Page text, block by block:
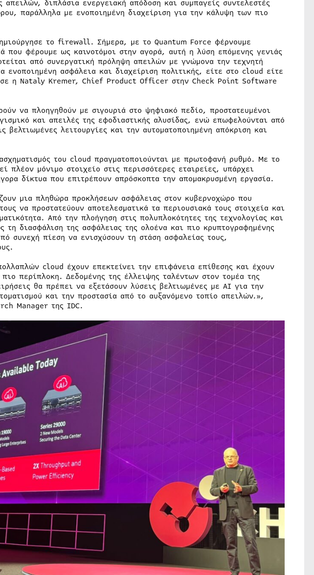
απειλών, διπλάσια ενεργειακή απόδοση και συμπαγείς συντελεστές
παράλληλα με ενοποιημένη διαχείριση για την κάλυψη των πιο
το firewall. Σήμερα, με το Quantum Force φέρνουμε
που φέρουμε ως καινοτόμοι στην αγορά, αυτή η λύση επόμενης γενιάς
από συνεργατική πρόληψη απειλών με γνώμονα την τεχνητή
ενοποιημένη ασφάλεια και διαχείριση πολιτικής, είτε στο cloud είτε
η Nataly Kremer, Chief Product Officer στην Check Point Software
να πλοηγηθούν με σιγουριά στο ψηφιακό πεδίο, προστατευμένοι
και απειλές της εφοδιαστικής αλυσίδας, ενώ επωφελούνται από
βελτιωμένες λειτουργίες και την αυτοματοποιημένη απόκριση και
του cloud πραγματοποιούνται με πρωτοφανή ρυθμό. Με το
πλέον μόνιμο στοιχείο στις περισσότερες εταιρείες, υπάρχει
δίκτυα που επιτρέπουν απρόσκοπτα την απομακρυσμένη εργασία.
μια πληθώρα προκλήσεων ασφάλειας στον κυβερνοχώρο που
να προστατεύουν αποτελεσματικά τα περιουσιακά τους στοιχεία και
Από την πλοήγηση στις πολυπλοκότητες της τεχνολογίας και
διασφάλιση της ασφάλειας της ολοένα και πιο κρυπτογραφημένης
συνεχή πίεση να ενισχύσουν τη στάση ασφαλείας τους,
cloud έχουν επεκτείνει την επιφάνεια επίθεσης και έχουν
περίπλοκη. Δεδομένης της έλλειψης ταλέντων στον τομέα της
θα πρέπει να εξετάσουν λύσεις βελτιωμένες με AI για την
και την προστασία από το αυξανόμενο τοπίο απειλών.»,
Manager της IDC.